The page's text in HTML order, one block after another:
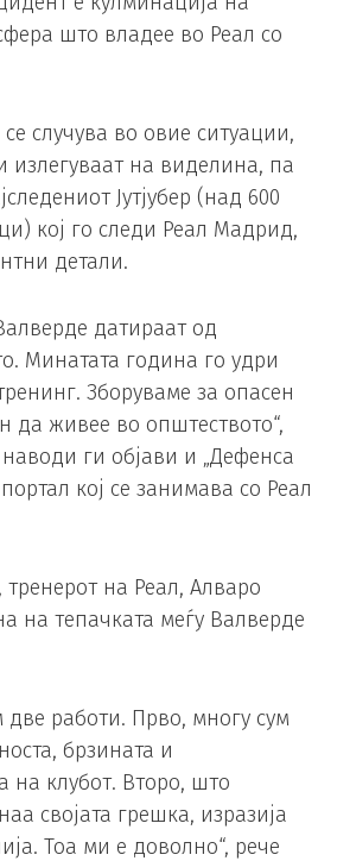
што владее во Реал со
случува во овие ситуации,
излегуваат на виделина, па
Јутјубер (над 600
кој го следи Реал Мадрид,
детали.
датираат од
Минатата година го удри
Зборуваме за опасен
да живее во општеството“,
ги објави и „Дефенса
кој се занимава со Реал
на Реал, Алваро
на тепачката меѓу Валверде
работи. Прво, многу сум
брзината и
на клубот. Второ, што
својата грешка, изразија
Тоа ми е доволно“, рече